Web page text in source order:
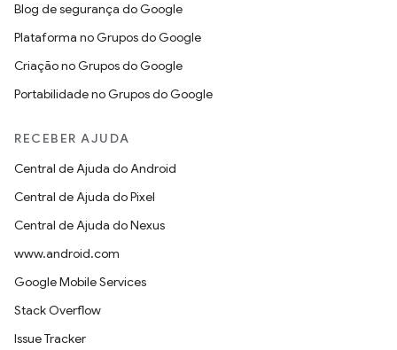
Blog de segurança do Google
Plataforma no Grupos do Google
Criação no Grupos do Google
Portabilidade no Grupos do Google
RECEBER AJUDA
Central de Ajuda do Android
Central de Ajuda do Pixel
Central de Ajuda do Nexus
www.android.com
Google Mobile Services
Stack Overflow
Issue Tracker